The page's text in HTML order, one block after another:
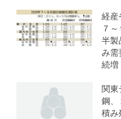
経産
７
半製
み需
続増
関東
鋼、
積み